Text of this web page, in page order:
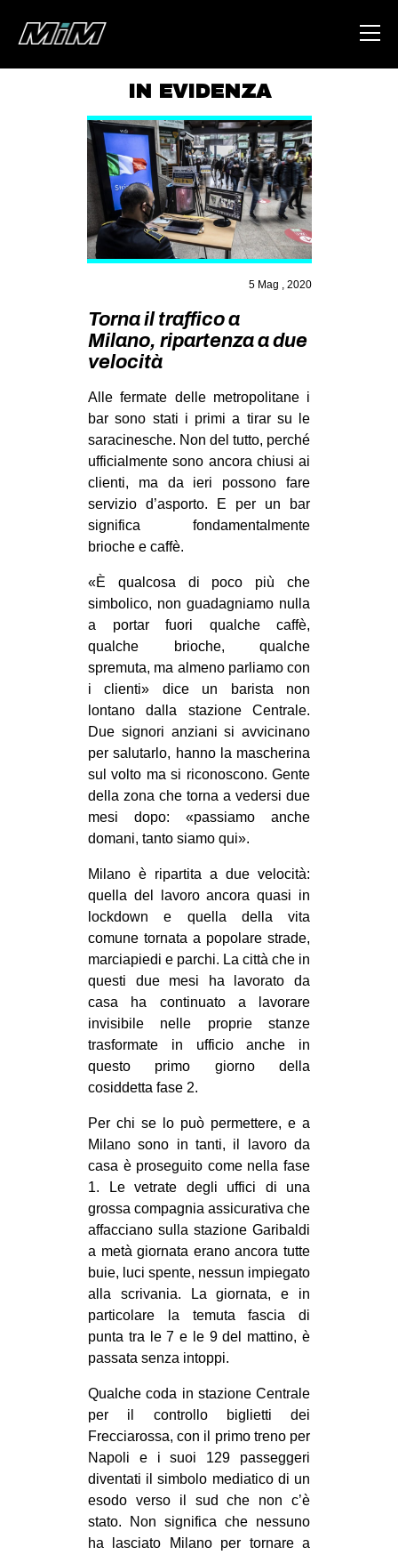
ABOUT
AREA
DEGENERAZIONE
GAZA FREESTYLE
CSOA LAMBRETTA
MSM
STUDENTI TSUNAMI
MOBILITAZIONI
SPAZI
SPORT POPOLARE
ANTIFASCISMO
DIRITTO ALL’ABITARE
GENERI
MIGRAZIONI
PRECARIATO
REPRESSIONE
STUDENTI
CULTURE
ARTE
CINEMA
MUSICA
RECENSIONI
INTERNAZIONALE
AFRICA
AMERICHE
ESTREMO ORIENTE
EUROPA
MEDIO ORIENTE
MONDO
EVENTI
in
Fb
tw
ms
SEARCH
IN EVIDENZA
5 Mag , 2020
Torna il traffico a
Milano, ripartenza a due
velocità
Alle fermate delle metropolitane i
bar sono stati i primi a tirar su le
saracinesche. Non del tutto, perché
ufficialmente sono ancora chiusi ai
clienti, ma da ieri possono fare
servizio d’asporto. E per un bar
significa fondamentalmente
brioche e caffè.
«È qualcosa di poco più che
simbolico, non guadagniamo nulla
a portar fuori qualche caffè,
qualche brioche, qualche
spremuta, ma almeno parliamo con
i clienti» dice un barista non
lontano dalla stazione Centrale.
Due signori anziani si avvicinano
per salutarlo, hanno la mascherina
sul volto ma si riconoscono. Gente
della zona che torna a vedersi due
mesi dopo: «passiamo anche
domani, tanto siamo qui».
Milano è ripartita a due velocità:
quella del lavoro ancora quasi in
lockdown e quella della vita
comune tornata a popolare strade,
marciapiedi e parchi. La città che in
questi due mesi ha lavorato da
casa ha continuato a lavorare
invisibile nelle proprie stanze
trasformate in ufficio anche in
questo primo giorno della
cosiddetta fase 2.
Per chi se lo può permettere, e a
Milano sono in tanti, il lavoro da
casa è proseguito come nella fase
1. Le vetrate degli uffici di una
grossa compagnia assicurativa che
affacciano sulla stazione Garibaldi
a metà giornata erano ancora tutte
buie, luci spente, nessun impiegato
alla scrivania. La giornata, e in
particolare la temuta fascia di
punta tra le 7 e le 9 del mattino, è
passata senza intoppi.
Qualche coda in stazione Centrale
per il controllo biglietti dei
Frecciarossa, con il primo treno per
Napoli e i suoi 129 passeggeri
diventati il simbolo mediatico di un
esodo verso il sud che non c’è
stato. Non significa che nessuno
ha lasciato Milano per tornare a